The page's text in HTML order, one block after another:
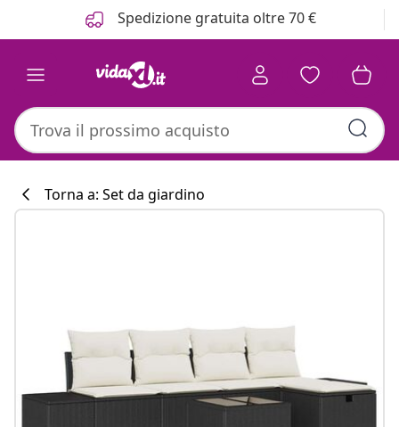
Spedizione gratuita oltre 70 €
Torna a: Set da giardino